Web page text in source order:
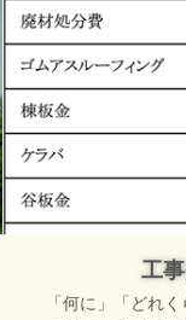
工
「何に」「どれ